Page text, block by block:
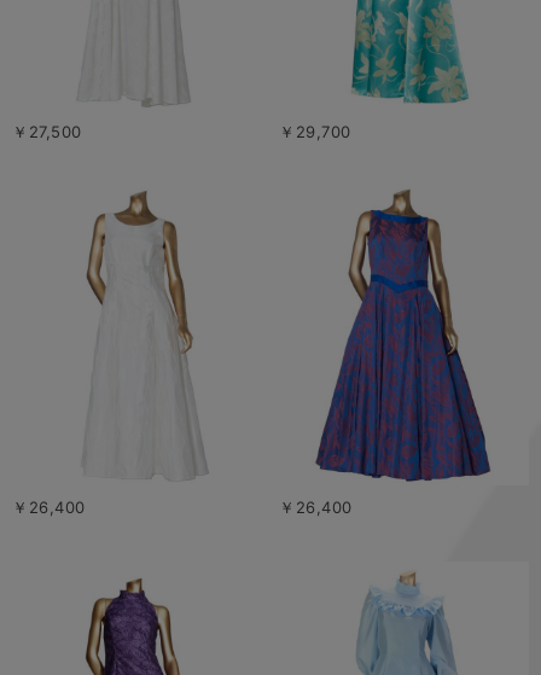
￥27,500 ￥29,700
￥26,400 ￥26,400